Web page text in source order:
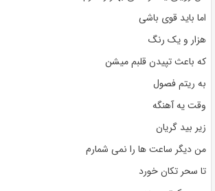
اما باید قوی باشی
هزار و یک رنگ
که باعث تپیدن قلبم میشن
به ریتم فصول
وقت یه آهنگه
زیر بید گریان
من دیگر ساعت ها را نمی شمارم
تا سحر تکان خورد